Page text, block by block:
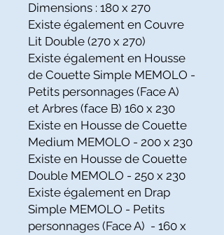
Dimensions : 180 x 270
Existe également en Couvre
Lit Double (270 x 270)
Existe également en Housse
de Couette Simple MEMOLO -
Petits personnages (Face A)
et Arbres (face B) 160 x 230
Existe en Housse de Couette
Medium MEMOLO - 200 x 230
Existe en Housse de Couette
Double MEMOLO - 250 x 230
Existe également en Drap
Simple MEMOLO - Petits
personnages (Face A) - 160 x